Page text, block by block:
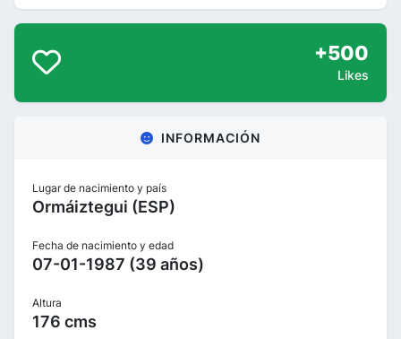
+500
Likes
INFORMACIÓN
Lugar de nacimiento y país
Ormáiztegui (ESP)
Fecha de nacimiento y edad
07-01-1987 (39 años)
Altura
176 cms